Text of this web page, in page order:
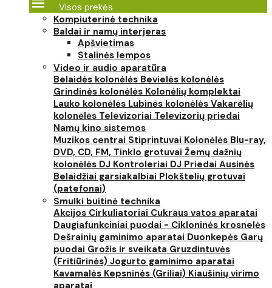
Visos prekės
Kompiuterinė technika
Baldai ir namų interjeras
Apšvietimas
Stalinės lempos
Video ir audio aparatūra
Belaidės kolonėlės Bevielės kolonėlės
Grindinės kolonėlės Kolonėlių komplektai
Lauko kolonėlės Lubinės kolonėlės Vakarėlių
kolonėlės Televizoriai Televizorių priedai
Namų kino sistemos
Muzikos centrai Stiprintuvai Kolonėlės Blu-ray,
DVD, CD, FM, Tinklo grotuvai Žemų dažnių
kolonėlės DJ Kontroleriai DJ Priedai Ausinės
Belaidžiai garsiakalbiai Plokštelių grotuvai
(patefonai)
Smulki buitinė technika
Akcijos Cirkuliatoriai Cukraus vatos aparatai
Daugiafunkciniai puodai - Cikloninės krosnelės
Dešrainių gaminimo aparatai Duonkepės Garų
puodai Grožis ir sveikata Gruzdintuvės
(Fritiūrinės) Jogurto gaminimo aparatai
Kavamalės Kepsninės (Griliai) Kiaušinių virimo
aparatai